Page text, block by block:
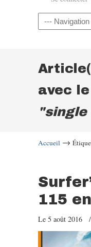
Navigation
avec
Accueil →
115
Le 5 août 2016 /